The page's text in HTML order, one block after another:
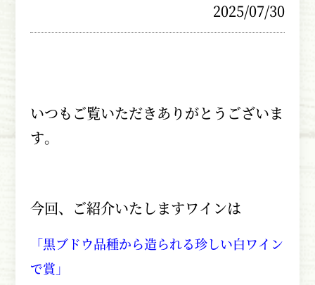
2025/07/30
いつもご覧いただきありがとうございま
す。
今回、ご紹介いたしますワインは
「黒ブドウ品種から造られる珍しい白ワイン
で賞」